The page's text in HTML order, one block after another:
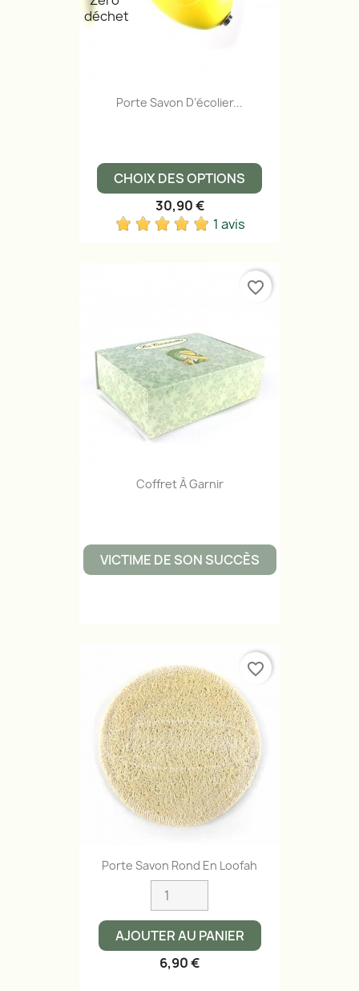
Porte Savon D’écolier...
CHOIX DES OPTIONS
30,90 €
1 avis
Coffret À Garnir
VICTIME DE SON SUCCÈS
favorite_border
Porte Savon Rond En Loofah
AJOUTER AU PANIER
6,90 €
favorite_border